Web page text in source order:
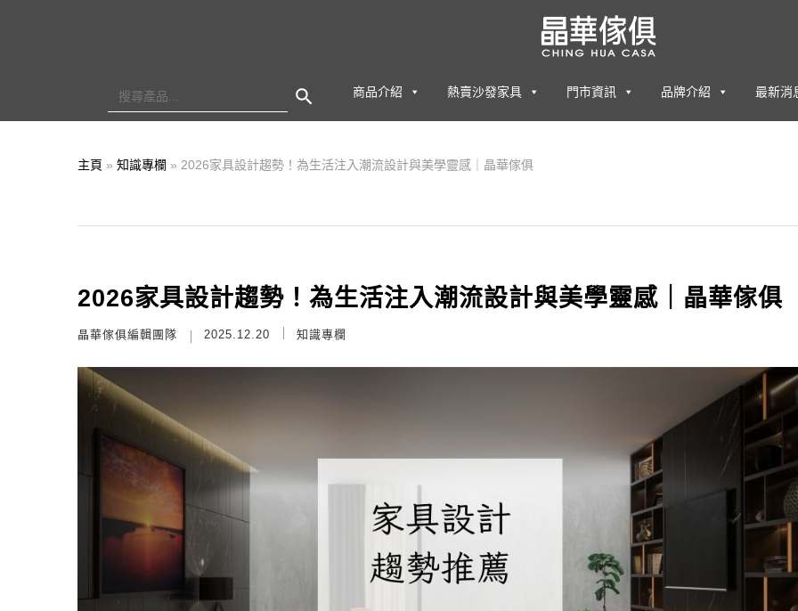
for:
商品介紹
熱賣沙發家具 門市資訊 品牌介紹 最新消
主頁 » 知識專欄 » 2026家具設計趨勢！為生活注入潮流設計與美學靈感｜晶華傢俱
2026家具設計趨勢！為生活注入潮流設計與美學靈感｜晶華傢俱
晶華傢俱編輯團隊 2025.12.20 知識專欄